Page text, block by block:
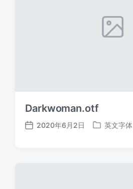
Darkwoman.otf
发
2020年6月2日
发
英文字体